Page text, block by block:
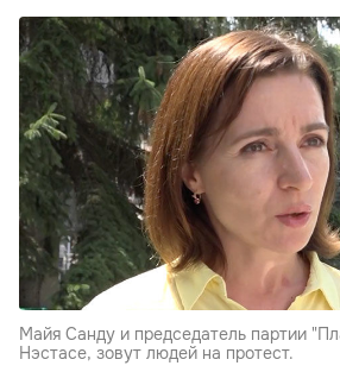
Майя Санду и председатель партии
Нэстасе, зовут людей на протест.